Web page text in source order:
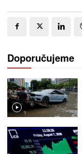
Doporučujeme